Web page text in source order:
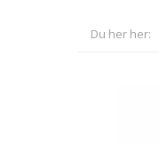
Du her her: